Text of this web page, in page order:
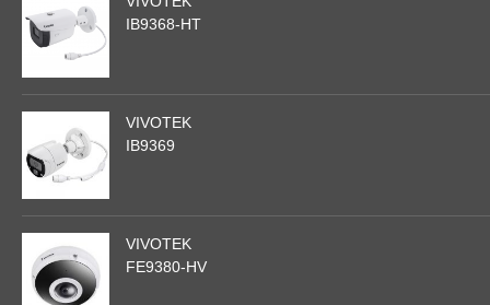
IB9368-HT
VIVOTEK
IB9369
VIVOTEK
FE9380-HV